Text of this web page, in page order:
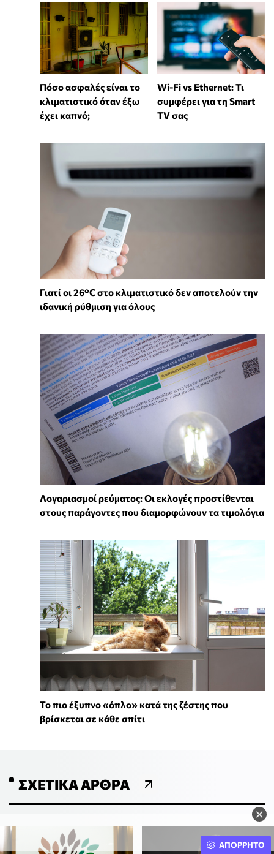
×
Πόσο ασφαλές είναι το
κλιματιστικό όταν έξω
έχει καπνό;
Wi-Fi vs Ethernet: Τι
συμφέρει για τη Smart
TV σας
Γιατί οι 26°C στο κλιματιστικό δεν αποτελούν την
ιδανική ρύθμιση για όλους
Λογαριασμοί ρεύματος: Οι εκλογές προστίθενται
στους παράγοντες που διαμορφώνουν τα τιμολόγια
To πιο έξυπνο «όπλο» κατά της ζέστης που
βρίσκεται σε κάθε σπίτι
ΣΧΕΤΙΚΆ ΆΡΘΡΑ
ΑΠΟΡΡΗΤΟ